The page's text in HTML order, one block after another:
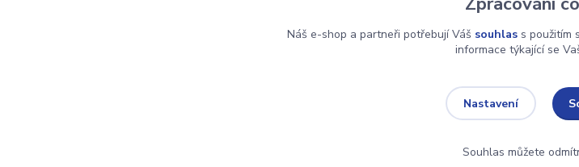
Náš e-shop a partneři potřebují Váš souhlass použitím
informace týkající se
Nastavení
Souhlas můžete